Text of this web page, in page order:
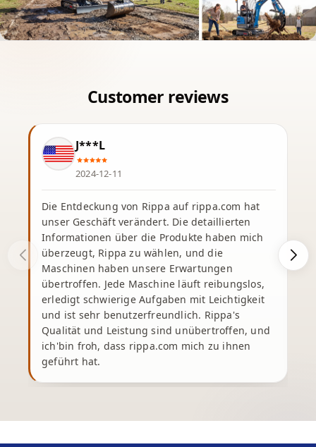
J***L
2024-12-11
Die Entdeckung von Rippa auf rippa.com hat
unser Geschäft verändert. Die detaillierten
Informationen über die Produkte haben mich
überzeugt, Rippa zu wählen, und die
Maschinen haben unsere Erwartungen
übertroffen. Jede Maschine läuft reibungslos,
erledigt schwierige Aufgaben mit Leichtigkeit
und ist sehr benutzerfreundlich. Rippa's
Qualität und Leistung sind unübertroffen, und
ich'bin froh, dass rippa.com mich zu ihnen
geführt hat.